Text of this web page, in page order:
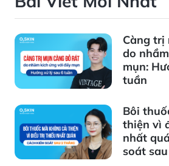
Càng trị
do
mụn:
tuần
Bôi
thiện vì
nhất
soát